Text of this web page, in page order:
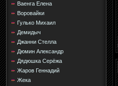
Ваенга Елена
Воровайки
Гулько Михаил
Демидыч
Джанни Стелла
Дюмин Александр
Дядюшка Серёжа
Жаров Геннадий
Жека